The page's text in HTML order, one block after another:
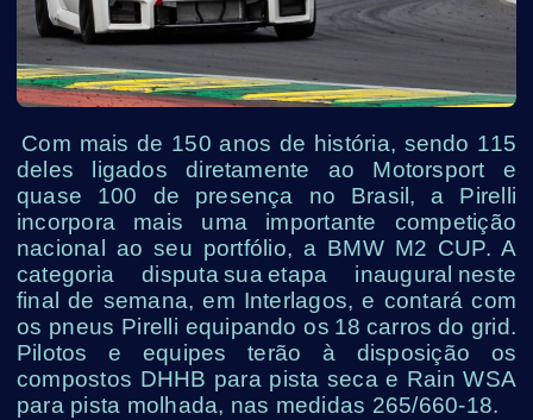
Com mais de 150 anos de história, sendo 115
deles ligados diretamente ao Motorsport e
quase 100 de presença no Brasil, a Pirelli
incorpora mais uma importante competição
nacional ao seu portfólio, a BMW M2 CUP. A
categoria disputa sua etapa inaugural neste
final de semana, em Interlagos, e contará com
os pneus Pirelli equipando os 18 carros do grid.
Pilotos e equipes terão à disposição os
compostos DHHB para pista seca e Rain WSA
para pista molhada, nas medidas 265/660-18.